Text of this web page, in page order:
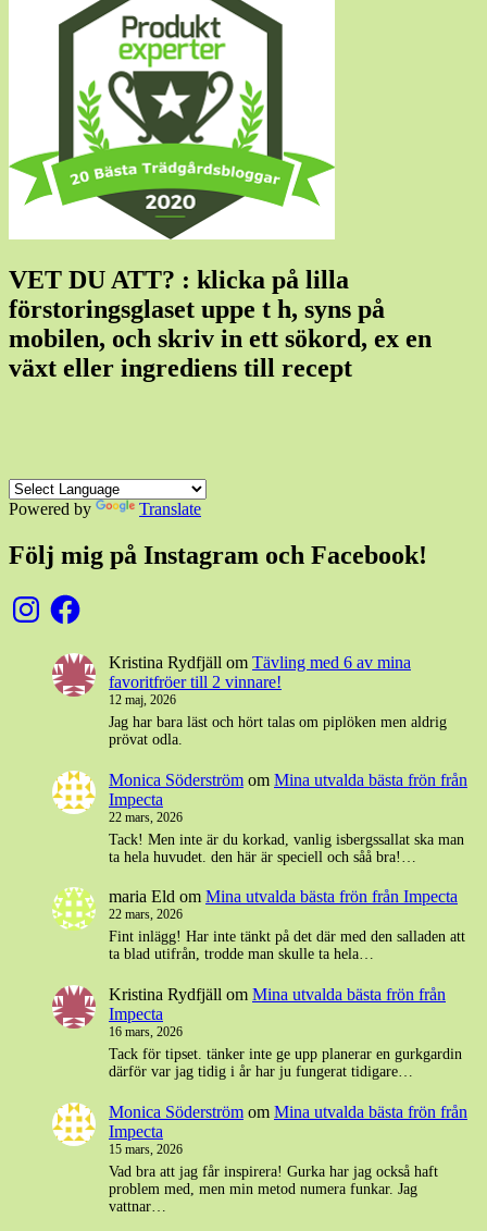
VET DU ATT? : klicka på lilla
förstoringsglaset uppe t h, syns på
mobilen, och skriv in ett sökord, ex en
växt eller ingrediens till recept
Powered by Translate
Följ mig på Instagram och Facebook!
InstagramFacebook
Kristina Rydfjäll om Tävling med 6 av mina
favoritfröer till 2 vinnare!
12 maj, 2026
Jag har bara läst och hört talas om piplöken men aldrig
prövat odla.
Monica Söderström om Mina utvalda bästa frön från
Impecta
22 mars, 2026
Tack! Men inte är du korkad, vanlig isbergssallat ska man
ta hela huvudet. den här är speciell och såå bra!…
maria Eld om Mina utvalda bästa frön från Impecta
22 mars, 2026
Fint inlägg! Har inte tänkt på det där med den salladen att
ta blad utifrån, trodde man skulle ta hela…
Kristina Rydfjäll om Mina utvalda bästa frön från
Impecta
16 mars, 2026
Tack för tipset. tänker inte ge upp planerar en gurkgardin
därför var jag tidig i år har ju fungerat tidigare…
Monica Söderström om Mina utvalda bästa frön från
Impecta
15 mars, 2026
Vad bra att jag får inspirera! Gurka har jag också haft
problem med, men min metod numera funkar. Jag
vattnar…